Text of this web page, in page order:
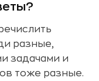
разные,
задачами и
тоже разные.